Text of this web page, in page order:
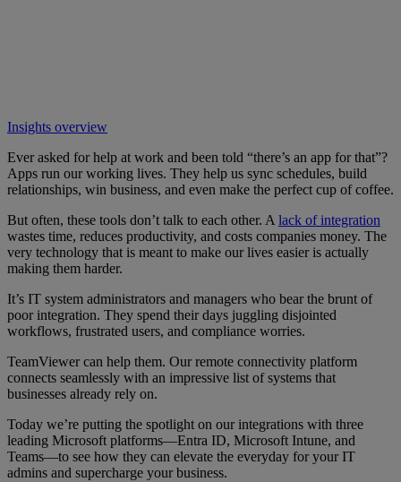
Insights overview
Ever asked for help at work and been told “there’s an app for that”?
Apps run our working lives. They help us sync schedules, build
relationships, win business, and even make the perfect cup of coffee.
But often, these tools don’t talk to each other. Alack of integration
wastes time, reduces productivity, and costs companies money. The
very technology that is meant to make our lives easier is actually
making them harder.
It’s IT system administrators and managers who bear the brunt of
poor integration. They spend their days juggling disjointed
workflows, frustrated users, and compliance worries.
TeamViewer can help them. Our remote connectivity platform
connects seamlessly with an impressive list of systems that
businesses already rely on.
Today we’re putting the spotlight on our integrations with three
leading Microsoft platforms—Entra ID, Microsoft Intune, and
Teams—to see how they can elevate the everyday for your IT
admins and supercharge your business.